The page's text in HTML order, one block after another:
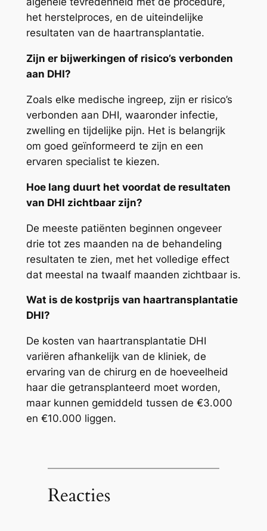
het herstelproces, en de uiteindelijke
resultaten van de haartransplantatie.
Zijn er bijwerkingen of risico’s verbonden
aan DHI?
Zoals elke medische ingreep, zijn er risico’s
verbonden aan DHI, waaronder infectie,
zwelling en tijdelijke pijn. Het is belangrijk
om goed geïnformeerd te zijn en een
ervaren specialist te kiezen.
Hoe lang duurt het voordat de resultaten
van DHI zichtbaar zijn?
De meeste patiënten beginnen ongeveer
drie tot zes maanden na de behandeling
resultaten te zien, met het volledige effect
dat meestal na twaalf maanden zichtbaar is.
Wat is de kostprijs van haartransplantatie
DHI?
De kosten van haartransplantatie DHI
variëren afhankelijk van de kliniek, de
ervaring van de chirurg en de hoeveelheid
haar die getransplanteerd moet worden,
maar kunnen gemiddeld tussen de €3.000
en €10.000 liggen.
Reacties